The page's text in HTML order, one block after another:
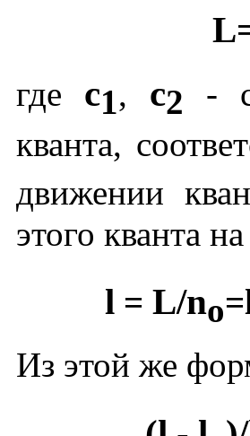
где c1, c2 -
кванта,
движении
этого кванта
l = L/no=
Из этой же